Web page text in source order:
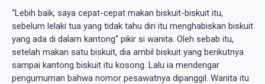
“Lebih baik, saya cepat-cepat makan biskuit-biskuit itu,
sebelum lelaki tua yang tidak tahu diri itu menghabiskan biskuit
yang ada di dalam kantong“ pikir si wanita. Oleh sebab itu,
setelah makan satu biskuit, dia ambil biskuit yang berikutnya
sampai kantong biskuit itu kosong. Lalu ia mendengar
pengumuman bahwa nomor pesawatnya dipanggil. Wanita itu